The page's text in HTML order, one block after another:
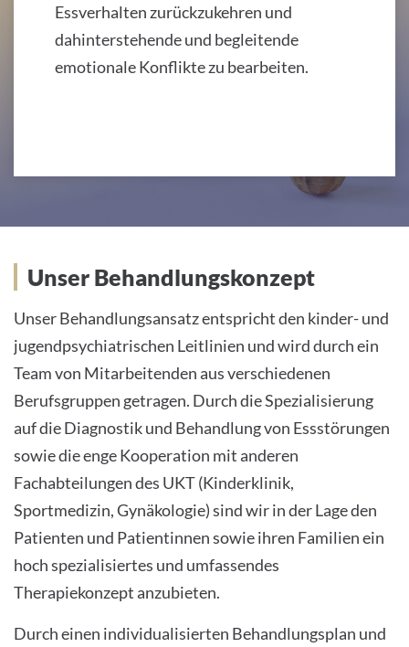
Essverhalten zurückzukehren und
dahinterstehende und begleitende
emotionale Konflikte zu bearbeiten.
Unser Behandlungskonzept
Unser Behandlungsansatz entspricht den kinder- und
jugendpsychiatrischen Leitlinien und wird durch ein
Team von Mitarbeitenden aus verschiedenen
Berufsgruppen getragen. Durch die Spezialisierung
auf die Diagnostik und Behandlung von Essstörungen
sowie die enge Kooperation mit anderen
Fachabteilungen des UKT (Kinderklinik,
Sportmedizin, Gynäkologie) sind wir in der Lage den
Patienten und Patientinnen sowie ihren Familien ein
hoch spezialisiertes und umfassendes
Therapiekonzept anzubieten.
Durch einen individualisierten Behandlungsplan und